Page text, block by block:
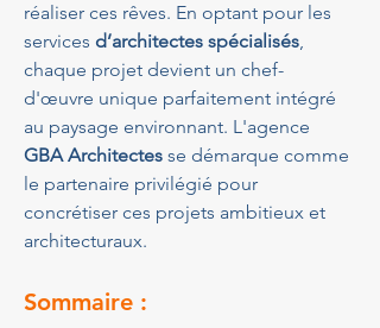
réaliser ces rêves. En optant pour les
services d’architectes spécialisés,
chaque projet devient un chef-
d'œuvre unique parfaitement intégré
au paysage environnant. L'agence
GBA Architectes se démarque comme
le partenaire privilégié pour
concrétiser ces projets ambitieux et
architecturaux.
Sommaire :